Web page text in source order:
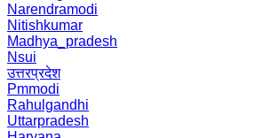
Narendramodi
Nitishkumar
Madhya_pradesh
Nsui
उत्तरप्रदेश
Pmmodi
Rahulgandhi
Uttarpradesh